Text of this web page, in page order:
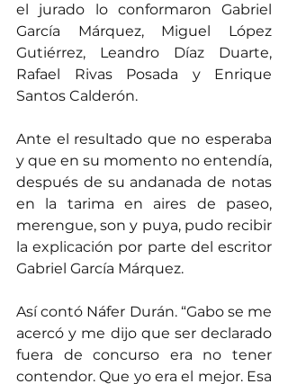
el jurado lo conformaron Gabriel
García Márquez, Miguel López
Gutiérrez, Leandro Díaz Duarte,
Rafael Rivas Posada y Enrique
Santos Calderón.
Ante el resultado que no esperaba
y que en su momento no entendía,
después de su andanada de notas
en la tarima en aires de paseo,
merengue, son y puya, pudo recibir
la explicación por parte del escritor
Gabriel García Márquez.
Así contó Náfer Durán. “Gabo se me
acercó y me dijo que ser declarado
fuera de concurso era no tener
contendor. Que yo era el mejor. Esa